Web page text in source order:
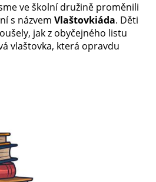
ve školní družině proměnili
s názvem Vlaštovkiáda. Děti
jak z obyčejného listu
vlaštovka, která opravdu